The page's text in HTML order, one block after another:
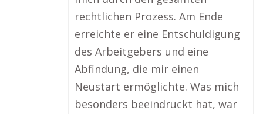
rechtlichen Prozess. Am Ende
erreichte er eine Entschuldigung
des Arbeitgebers und eine
Abfindung, die mir einen
Neustart ermöglichte. Was mich
besonders beeindruckt hat, war